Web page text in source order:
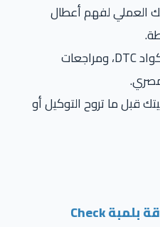
العملي لفهم أعطال
بنشرح الأعطال المنتشرة، الأكواد DTC، ومراجعات
قبل ما تروح التوكيل أو
هل البوجيهات ليها علاقة بلمبة Check